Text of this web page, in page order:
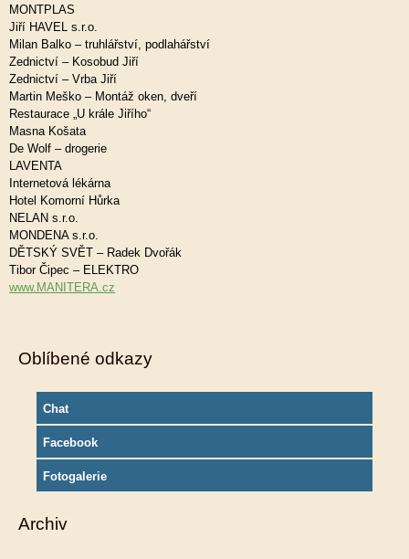
MONTPLAS
Jiří HAVEL s.r.o.
Milan Balko – truhlářství, podlahářství
Zednictví – Kosobud Jiří
Zednictví – Vrba Jiří
Martin Meško – Montáž oken, dveří
Restaurace „U krále Jiřího“
Masna Košata
De Wolf – drogerie
LAVENTA
Internetová lékárna
Hotel Komorní Hůrka
NELAN s.r.o.
MONDENA s.r.o.
DĚTSKÝ SVĚT – Radek Dvořák
Tibor Čipec – ELEKTRO
www.MANITERA.cz
Oblíbené odkazy
Chat
Facebook
Fotogalerie
Archiv